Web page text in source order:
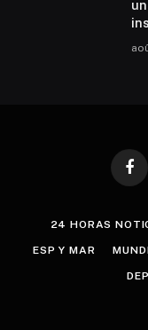
24 HORAS
ESP Y MAR